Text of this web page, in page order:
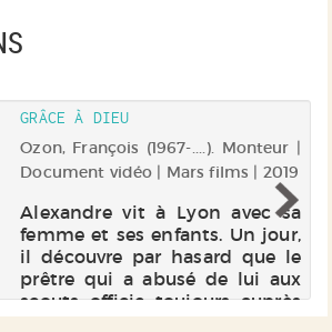
GRÂCE À DIEU
Ozon, François (1967-....). Monteur |
Document vidéo | Mars films | 2019
Alexandre vit à Lyon avec sa
femme et ses enfants. Un jour,
il découvre par hasard que le
prêtre qui a abusé de lui aux
scouts officie toujours auprès
d'enfants. Il se lance alors dans